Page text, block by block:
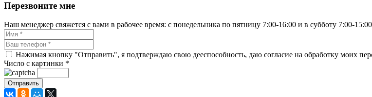
Перезвоните мне
Наш менеджер свяжется с вами в рабочее время: с понедельника по пятницу 7:00-16:00 и в субботу 7:00-15:00
Нажимая кнопку "Отправить", я подтверждаю свою дееспособность, даю согласие на обработку моих
Число с картинки *